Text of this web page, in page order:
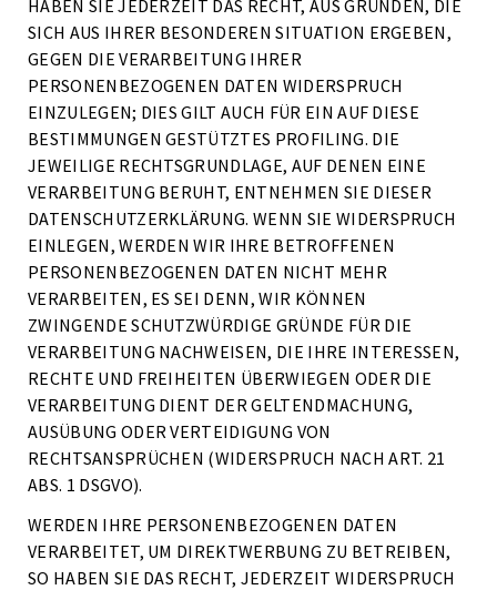
HABEN SIE JEDERZEIT DAS RECHT, AUS GRÜNDEN, DIE
SICH AUS IHRER BESONDEREN SITUATION ERGEBEN,
GEGEN DIE VERARBEITUNG IHRER
PERSONENBEZOGENEN DATEN WIDERSPRUCH
EINZULEGEN; DIES GILT AUCH FÜR EIN AUF DIESE
BESTIMMUNGEN GESTÜTZTES PROFILING. DIE
JEWEILIGE RECHTSGRUNDLAGE, AUF DENEN EINE
VERARBEITUNG BERUHT, ENTNEHMEN SIE DIESER
DATENSCHUTZERKLÄRUNG. WENN SIE WIDERSPRUCH
EINLEGEN, WERDEN WIR IHRE BETROFFENEN
PERSONENBEZOGENEN DATEN NICHT MEHR
VERARBEITEN, ES SEI DENN, WIR KÖNNEN
ZWINGENDE SCHUTZWÜRDIGE GRÜNDE FÜR DIE
VERARBEITUNG NACHWEISEN, DIE IHRE INTERESSEN,
RECHTE UND FREIHEITEN ÜBERWIEGEN ODER DIE
VERARBEITUNG DIENT DER GELTENDMACHUNG,
AUSÜBUNG ODER VERTEIDIGUNG VON
RECHTSANSPRÜCHEN (WIDERSPRUCH NACH ART. 21
ABS. 1 DSGVO).
WERDEN IHRE PERSONENBEZOGENEN DATEN
VERARBEITET, UM DIREKTWERBUNG ZU BETREIBEN,
SO HABEN SIE DAS RECHT, JEDERZEIT WIDERSPRUCH